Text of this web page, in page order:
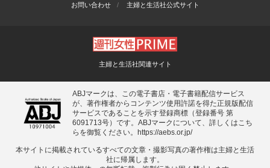
お問い合わせ
主婦と生活社公式サイト
主婦と生活社関連サイト
ABJマークは、この電子書店・電子書籍配信サービス
が、著作権者からコンテンツ使用許諾を得た正規版配信
サービスであることを示す登録商標（登録番号 第
6091713号）です。ABJマークについて、詳しくはこち
らを御覧ください。
https://aebs.or.jp/
本サイトに掲載されているすべての⽂章・撮影写真の著作権は主婦と⽣活
社に帰属します。